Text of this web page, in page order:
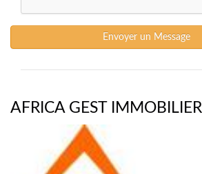
Envoyer un Message
AFRICA GEST IMMOBILIER